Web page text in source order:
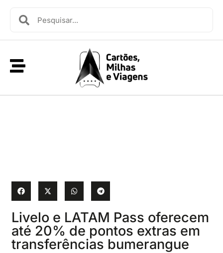
Livelo e LATAM Pass oferecem
até 20% de pontos extras em
transferências bumerangue